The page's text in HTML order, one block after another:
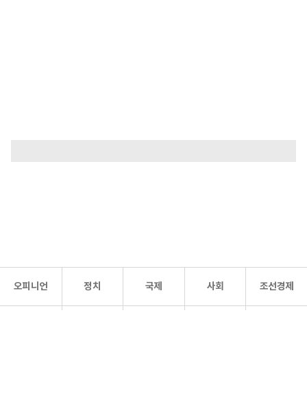
오피니언 정치 국제 사회 조선경제